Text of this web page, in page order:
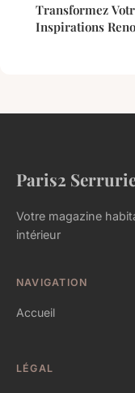
Transformez
Inspirations
Paris2
Votre magazine
intérieur
NAVIGATION
Accueil
LÉGAL